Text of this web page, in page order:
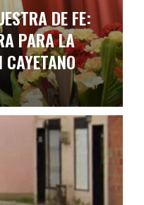
DE FE:
PARA LA